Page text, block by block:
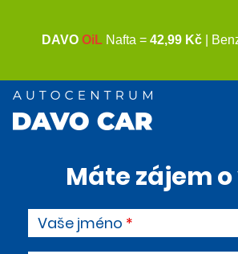
Máte zájem o
Vaše jméno